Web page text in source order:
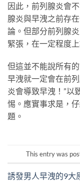
因此，前列腺炎會
腺炎與早洩之前存
論。但部分前列腺
緊張，在一定程度
但這並不能說所有
早洩就一定會在前
炎會導致早洩！”以
惕。應實事求是，
題。
This entry was
誘發男人早洩的9大